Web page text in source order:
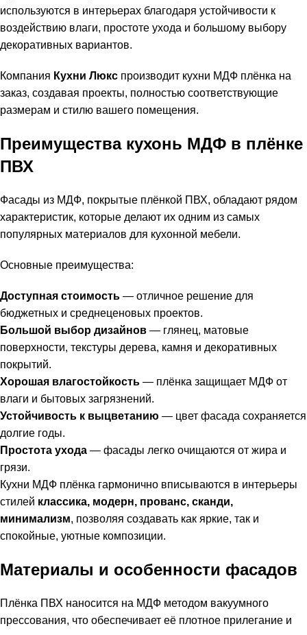
используются в интерьерах благодаря устойчивости к
воздействию влаги, простоте ухода и большому выбору
декоративных вариантов.
Компания Кухни Люкс производит кухни МДФ плёнка на
заказ, создавая проекты, полностью соответствующие
размерам и стилю вашего помещения.
Преимущества кухонь МДФ в плёнке
ПВХ
Фасады из МДФ, покрытые плёнкой ПВХ, обладают рядом
характеристик, которые делают их одним из самых
популярных материалов для кухонной мебели.
Основные преимущества:
Доступная стоимость — отличное решение для
бюджетных и среднеценовых проектов.
Большой выбор дизайнов — глянец, матовые
поверхности, текстуры дерева, камня и декоративных
покрытий.
Хорошая влагостойкость — плёнка защищает МДФ от
влаги и бытовых загрязнений.
Устойчивость к выцветанию — цвет фасада сохраняется
долгие годы.
Простота ухода — фасады легко очищаются от жира и
грязи.
Кухни МДФ плёнка гармонично вписываются в интерьеры
стилей классика, модерн, прованс, сканди,
минимализм, позволяя создавать как яркие, так и
спокойные, уютные композиции.
Материалы и особенности фасадов
Плёнка ПВХ наносится на МДФ методом вакуумного
прессования, что обеспечивает её плотное прилегание и